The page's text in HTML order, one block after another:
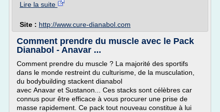
Lire la suite
Site : http://www.cure-dianabol.com
Comment prendre du muscle avec le Pack
Dianabol - Anavar ...
Comment prendre du muscle ? La majorité des sportifs
dans le monde restreint du culturisme, de la musculation,
du bodybuilding stackent dianabol
avec Anavar et Sustanon... Ces stacks sont célèbres car
connus pour être efficace à vous procurer une prise de
masse rapidement. Ce pack tout nouveau constitue à lui